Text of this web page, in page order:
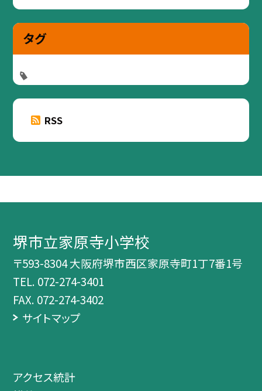
タグ
RSS
堺市立家原寺小学校
〒593-8304 大阪府堺市西区家原寺町1丁7番1号
TEL. 072-274-3401
FAX. 072-274-3402
サイトマップ
アクセス統計